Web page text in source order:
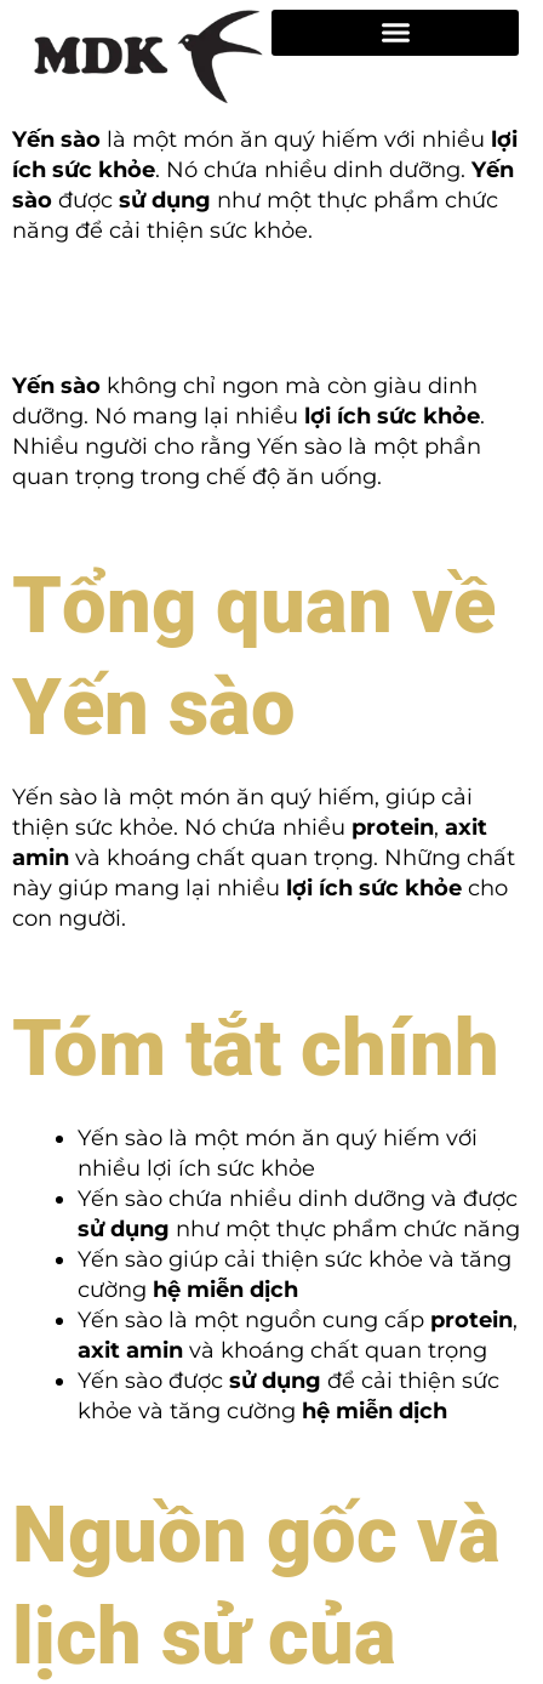
content
Yến sào là một món ăn quý hiếm với nhiều lợi
ích sức khỏe. Nó chứa nhiều dinh dưỡng. Yến
sào được sử dụng như một thực phẩm chức
năng để cải thiện sức khỏe.
Yến sào không chỉ ngon mà còn giàu dinh
dưỡng. Nó mang lại nhiều lợi ích sức khỏe.
Nhiều người cho rằng Yến sào là một phần
quan trọng trong chế độ ăn uống.
Tổng quan về
Yến sào
Yến sào là một món ăn quý hiếm, giúp cải
thiện sức khỏe. Nó chứa nhiều protein, axit
amin và khoáng chất quan trọng. Những chất
này giúp mang lại nhiều lợi ích sức khỏe cho
con người.
Tóm tắt chính
Yến sào là một món ăn quý hiếm với
nhiều lợi ích sức khỏe
Yến sào chứa nhiều dinh dưỡng và được
sử dụng như một thực phẩm chức năng
Yến sào giúp cải thiện sức khỏe và tăng
cường hệ miễn dịch
Yến sào là một nguồn cung cấp protein,
axit amin và khoáng chất quan trọng
Yến sào được sử dụng để cải thiện sức
khỏe và tăng cường hệ miễn dịch
Nguồn gốc và
lịch sử của